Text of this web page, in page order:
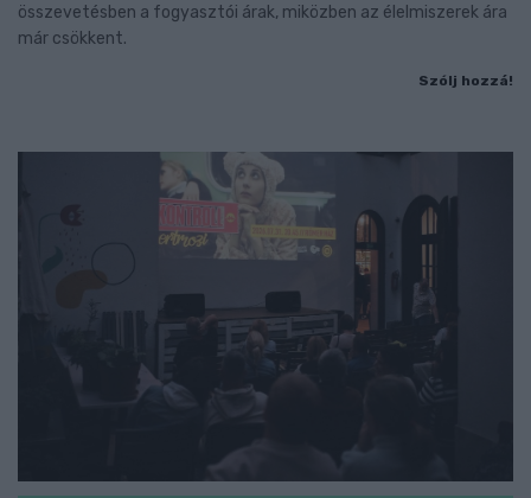
összevetésben a fogyasztói árak, miközben az élelmiszerek ára
már csökkent.
Szólj hozzá!